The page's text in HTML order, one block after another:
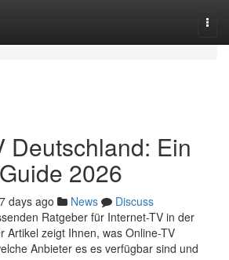
Deutschland: Ein
2026
days ago News
Discuss
Ratgeber für Internet-TV in der
Artikel zeigt Ihnen, was Online-TV
Anbieter es es verfügbar sind und